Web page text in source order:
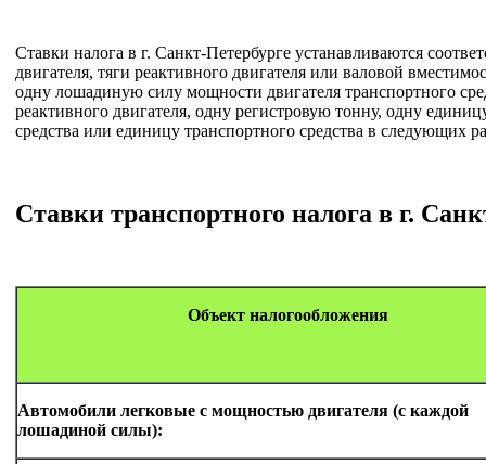
Ставки налога в г. Санкт-Петербурге устанавливаются
двигателя, тяги реактивного двигателя или валовой
одну лошадиную силу мощности двигателя транспортного
реактивного двигателя, одну регистровую тонну, одну
средства или единицу транспортного средства в следующих
Ставки транспортного налога в г.
Объект налогообложения
Автомобили легковые с мощностью двигателя (с каждой
лошадиной силы):